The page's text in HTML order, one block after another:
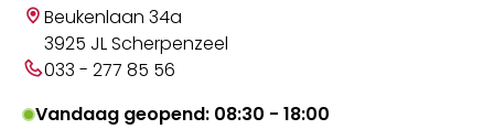
Beukenlaan 34a
3925 JL Scherpenzeel
033 - 277 85 56
Vandaag geopend: 08:30 - 18:00